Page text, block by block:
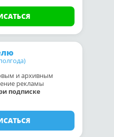
и архивным
рекламы
подписке